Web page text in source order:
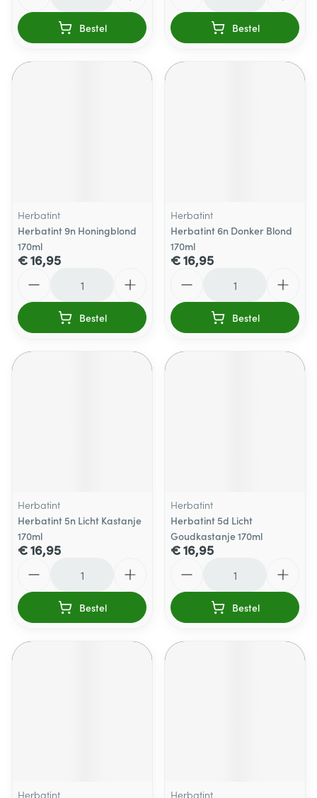
Bestel Bestel
Herbatint
Herbatint 9n Honingblond
170ml
€ 16,95
Bestel
Herbatint
Herbatint 6n Donker Blond
170ml
€ 16,95
Bestel
Herbatint
Herbatint 5n Licht Kastanje
170ml
€ 16,95
Bestel
Herbatint
Herbatint 5d Licht
Goudkastanje 170ml
€ 16,95
Bestel
Herbatint Herbatint